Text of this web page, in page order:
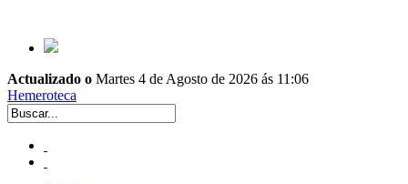
Actualizado o Martes 4 de Agosto de 2026 ás 11:06
Hemeroteca